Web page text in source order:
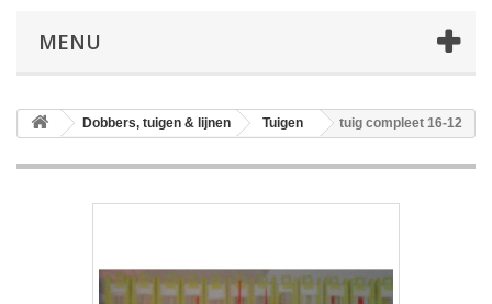
MENU
Dobbers, tuigen & lijnen Tuigen tuig compleet 16-12